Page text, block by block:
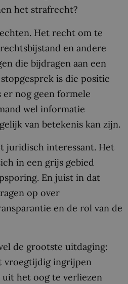
het strafrecht?
Het recht om te
en andere
die bijdragen aan een
is die positie
er nog geen formele
wel informatie
van betekenis kan zijn.
juridisch interessant. Het
in een grijs gebied
En juist in dat
op over
en de rol van de
de grootste uitdaging:
vroegtijdig ingrijpen
het oog te verliezen